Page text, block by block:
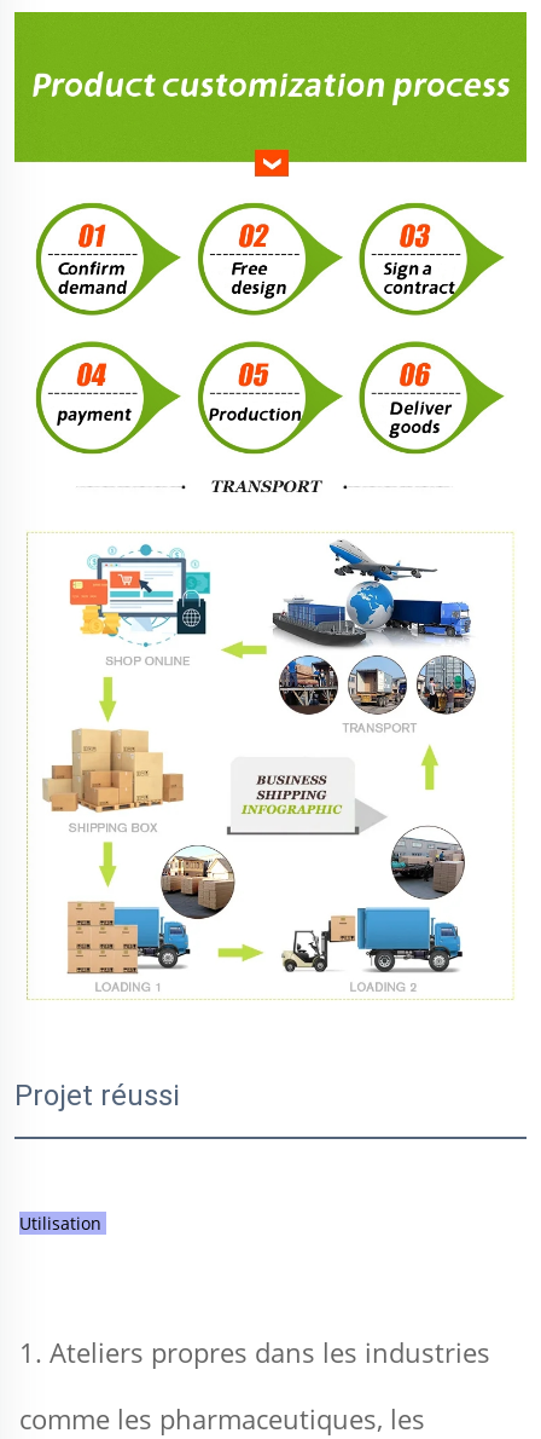
Projet réussi
Utilisation
1. Ateliers propres dans les industries
comme les pharmaceutiques, les